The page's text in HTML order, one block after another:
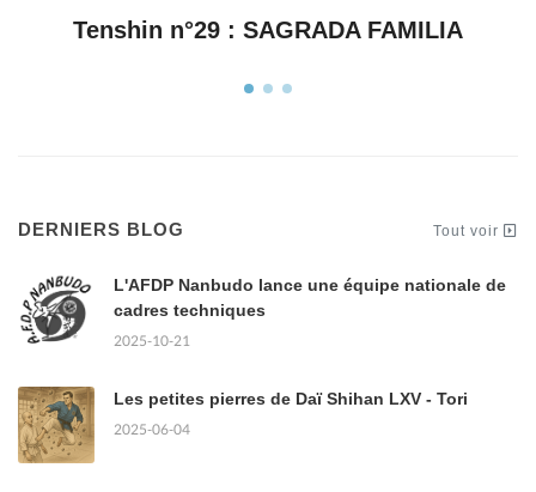
Tenshin n°28 : Résiste
DERNIERS BLOG Tout voir
L'AFDP Nanbudo lance une équipe nationale de
cadres techniques
2025-10-21
Les petites pierres de Daï Shihan LXV - Tori
2025-06-04